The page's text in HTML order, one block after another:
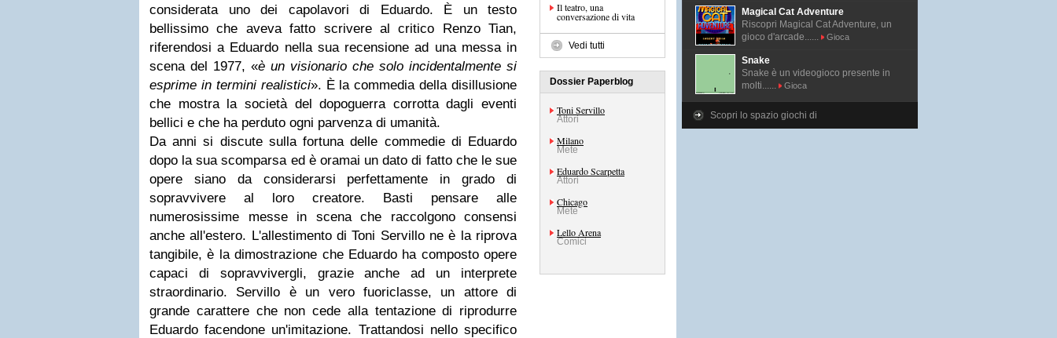
considerata uno dei capolavori di Eduardo. È un testo
bellissimo che aveva fatto scrivere al critico Renzo Tian,
riferendosi a Eduardo nella sua recensione ad una messa in
scena del 1977, «è un visionario che solo incidentalmente si
esprime in termini realistici». È la commedia della disillusione
che mostra la società del dopoguerra corrotta dagli eventi
bellici e che ha perduto ogni parvenza di umanità.
Da anni si discute sulla fortuna delle commedie di Eduardo
dopo la sua scomparsa ed è oramai un dato di fatto che le sue
opere siano da considerarsi perfettamente in grado di
sopravvivere al loro creatore. Basti pensare alle
numerosissime messe in scena che raccolgono consensi
anche all'estero. L'allestimento di Toni Servillo ne è la riprova
tangibile, è la dimostrazione che Eduardo ha composto opere
capaci di sopravvivergli, grazie anche ad un interprete
straordinario. Servillo è un vero fuoriclasse, un attore di
grande carattere che non cede alla tentazione di riprodurre
Eduardo facendone un'imitazione. Trattandosi nello specifico
Il teatro, una
conversazione di vita
Vedi tutti
Dossier Paperblog
Toni Servillo
Attori
Milano
Mete
Eduardo Scarpetta
Attori
Chicago
Mete
Lello Arena
Comici
Magical Cat Adventure
Riscopri Magical Cat Adventure, un
gioco d'arcade......
Gioca
Snake
Snake è un videogioco presente in
molti......
Gioca
Scopri lo spazio giochi di